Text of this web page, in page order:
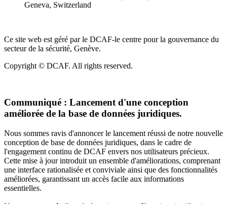
Geneva, Switzerland
Ce site web est géré par le DCAF-le centre pour la gouvernance du
secteur de la sécurité, Genève.
Copyright © DCAF. All rights reserved.
Communiqué : Lancement d'une conception
améliorée de la base de données juridiques.
Nous sommes ravis d'annoncer le lancement réussi de notre nouvelle
conception de base de données juridiques, dans le cadre de
l'engagement continu de DCAF envers nos utilisateurs précieux.
Cette mise à jour introduit un ensemble d'améliorations, comprenant
une interface rationalisée et conviviale ainsi que des fonctionnalités
améliorées, garantissant un accès facile aux informations
essentielles.